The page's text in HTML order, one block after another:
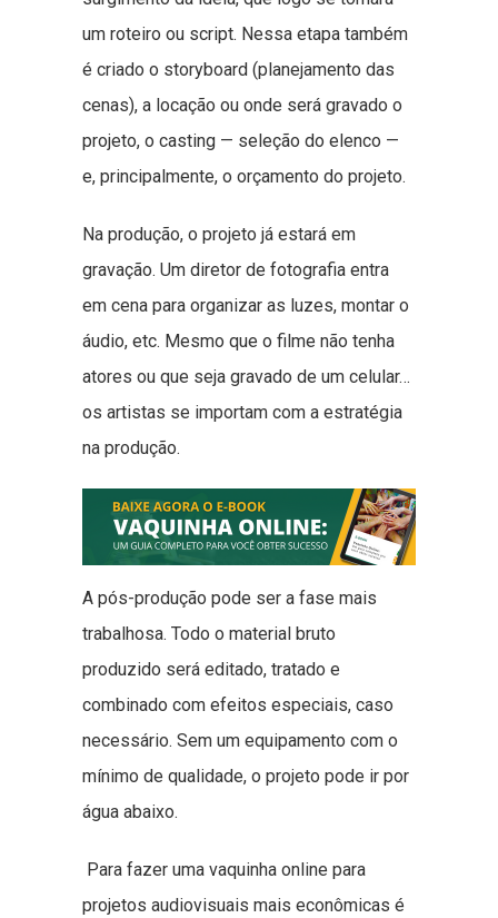
um roteiro ou script. Nessa etapa também
é criado o storyboard (planejamento das
cenas), a locação ou onde será gravado o
projeto, o casting — seleção do elenco —
e, principalmente, o orçamento do projeto.
Na produção, o projeto já estará em
gravação. Um diretor de fotografia entra
em cena para organizar as luzes, montar o
áudio, etc. Mesmo que o filme não tenha
atores ou que seja gravado de um celular…
os artistas se importam com a estratégia
na produção.
A pós-produção pode ser a fase mais
trabalhosa. Todo o material bruto
produzido será editado, tratado e
combinado com efeitos especiais, caso
necessário. Sem um equipamento com o
mínimo de qualidade, o projeto pode ir por
água abaixo.
Para fazer uma vaquinha online para
projetos audiovisuais mais econômicas é